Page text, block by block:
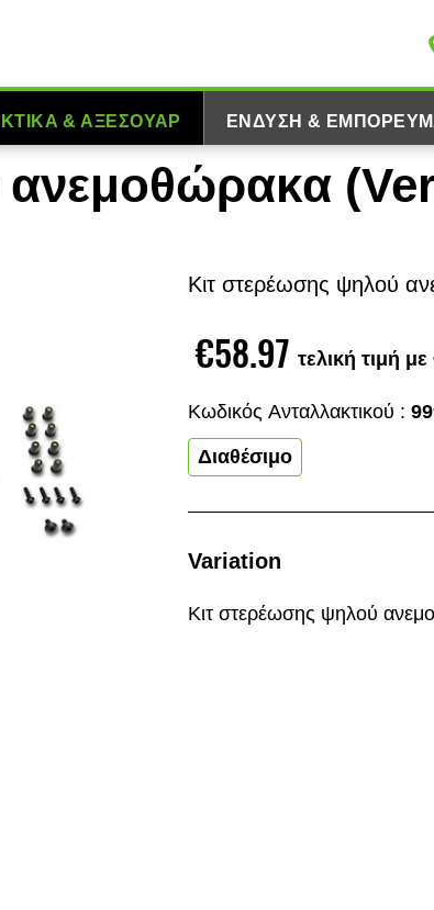
& ΑΞΕΣΟΥΆΡ ΈΝΔΥΣΗ &
Κιτ στερέωσης ψηλού
€58.97 τελική τιμή
Κωδικός Aνταλλακτικού :
Διαθέσιμο
Variation
Κιτ στερέωσης ψηλού